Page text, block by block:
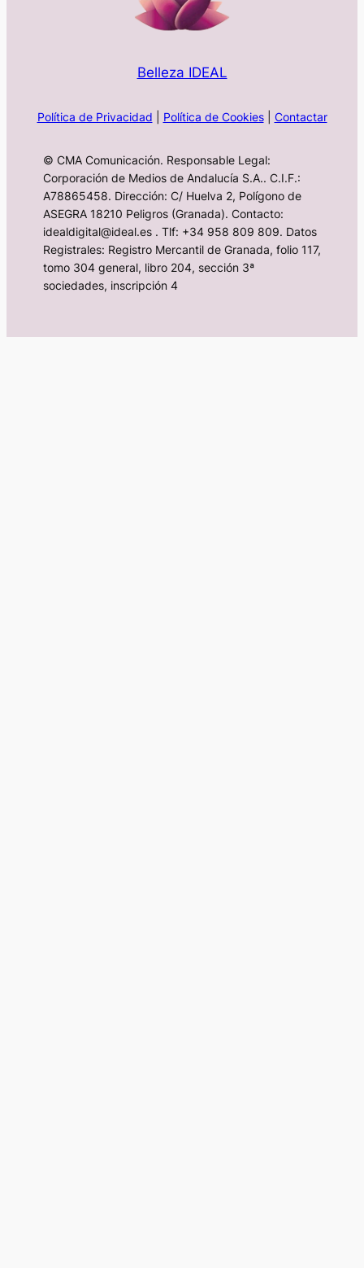
Belleza IDEAL
Política de Privacidad Política de Cookies| Contactar
© CMA Comunicación. Responsable Legal:
Corporación de Medios de Andalucía S.A.. C.I.F.:
A78865458. Dirección: C/ Huelva 2, Polígono de
ASEGRA 18210 Peligros (Granada). Contacto:
idealdigital@ideal.es . Tlf: +34 958 809 809. Datos
Registrales: Registro Mercantil de Granada, folio 117,
tomo 304 general, libro 204, sección 3ª
sociedades, inscripción 4